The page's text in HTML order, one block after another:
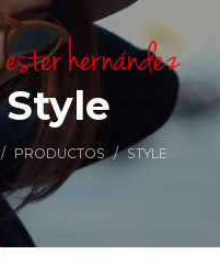
Style
/ PRODUCTOS / STYLE